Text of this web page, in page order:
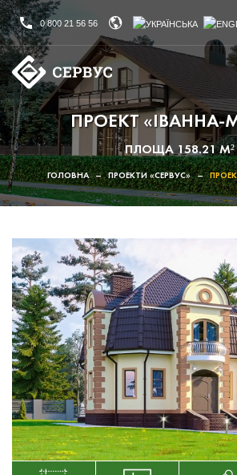
0 800 21 56 56
ПРОЕКТ «ІВАННА-
ПЛОЩА 158.21 М²
ГОЛОВНА – ПРОЕКТИ «СЕРВУС» –